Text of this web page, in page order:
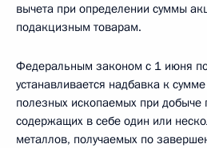
вычета при определении суммы
подакцизным товарам.
Федеральным законом с 1 июня
устанавливается надбавка к
полезных ископаемых при добыче
содержащих в себе один или
металлов, получаемых по